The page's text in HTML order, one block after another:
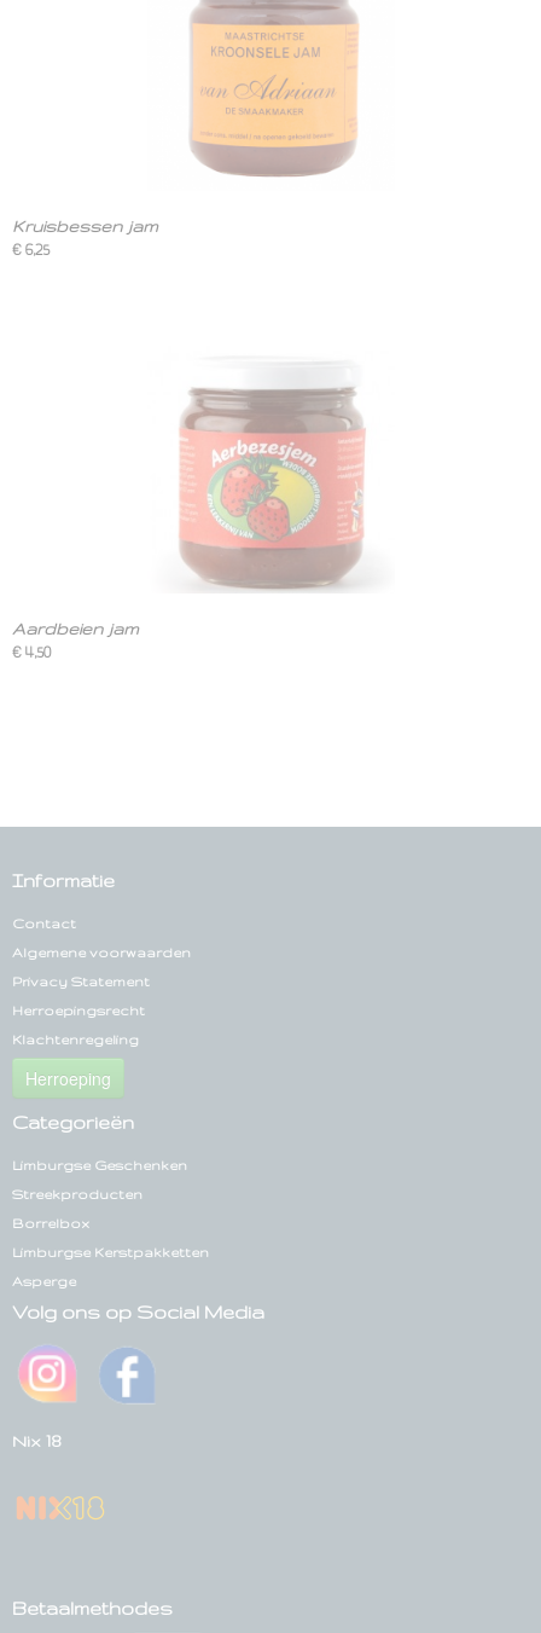
Kruisbessen jam
€ 6,25
Aardbeien jam
€ 4,50
Informatie
Contact
Algemene voorwaarden
Privacy Statement
Herroepingsrecht
Klachtenregeling
Herroeping
Categorieën
Limburgse Geschenken
Streekproducten
Borrelbox
Limburgse Kerstpakketten
Asperge
Volg ons op Social Media
Nix 18
Betaalmethodes